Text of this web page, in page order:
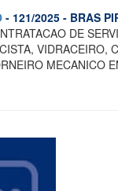
- 121/2025 - BRAS
DE
VIDRACEIRO,
MECANICO